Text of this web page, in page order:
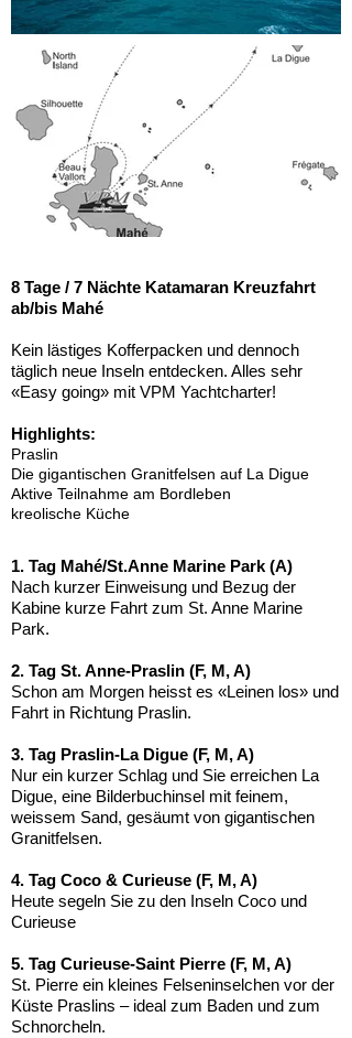
8 Tage / 7 Nächte Katamaran Kreuzfahrt
ab/bis Mahé
Kein lästiges Kofferpacken und dennoch
täglich neue Inseln entdecken. Alles sehr
«Easy going» mit VPM Yachtcharter!
Highlights:
Praslin
Die gigantischen Granitfelsen auf La Digue
Aktive Teilnahme am Bordleben
kreolische Küche
1. Tag Mahé/St.Anne Marine Park (A)
Nach kurzer Einweisung und Bezug der
Kabine kurze Fahrt zum St. Anne Marine
Park.
2. Tag St. Anne-Praslin (F, M, A)
Schon am Morgen heisst es «Leinen los» und
Fahrt in Rich­tung Praslin.
3. Tag Praslin-La Digue (F, M, A)
Nur ein kurzer Schlag und Sie erreichen La
Digue, eine Bilder­buchinsel mit feinem,
weissem Sand, gesäumt von gigantischen
Granitfelsen.
4. Tag Coco & Curieuse (F, M, A)
Heute segeln Sie zu den Inseln Coco und
Curieuse
5. Tag Curieuse-Saint Pierre (F, M, A)
St. Pierre ein kleines Felsen­inselchen vor der
Küste Praslins – ideal zum Baden und zum
Schnorcheln.